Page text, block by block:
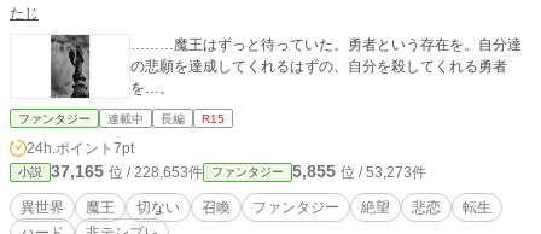
たじ
………魔王はずっと待っていた。勇者という存在を。自分達
の悲願を達成してくれるはずの、自分を殺してくれる勇者
を…。
ファンタジー 連載中 長編 R15
24h.ポイント 7pt
小説 37,165 位 / 228,653件 ファンタジー 5,855 位 / 53,273件
異世界 魔王 切ない 召喚 ファンタジー 絶望 悲恋
転生